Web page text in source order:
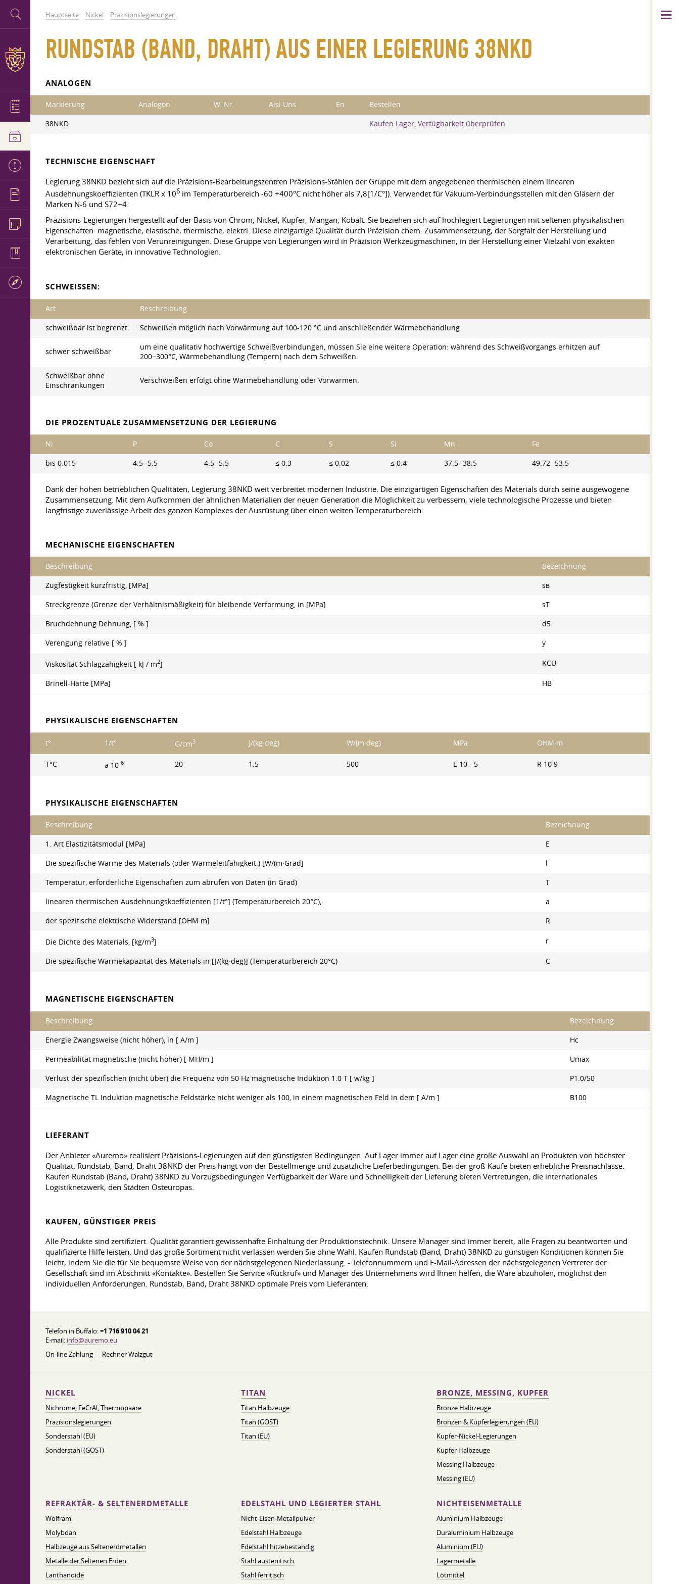
Hauptseite Nickel Präzisionslegierungen
RUNDSTAB (BAND, DRAHT) AUS EINER LEGIERUNG 38NKD
ANALOGEN
Markierung Analogon W. Nr. Aisi Uns En Bestellen
38NKD Kaufen Lager, Verfügbarkeit überprüfen
TECHNISCHE EIGENSCHAFT
Legierung 38NKD bezieht sich auf die Präzisions-Bearbeitungszentren Präzisions-Stählen der Gruppe mit dem angegebenen thermischen einem linearen
Ausdehnungskoeffizienten (TKLR x 106 im Temperaturbereich -60 +400°C nicht höher als 7,8[1/C°]). Verwendet für Vakuum-Verbindungsstellen mit den Gläsern der
Marken N-6 und S72−4.
Präzisions-Legierungen hergestellt auf der Basis von Chrom, Nickel, Kupfer, Mangan, Kobalt. Sie beziehen sich auf hochlegiert Legierungen mit seltenen physikalischen
Eigenschaften: magnetische, elastische, thermische, elektri. Diese einzigartige Qualität durch Präzision chem. Zusammensetzung, der Sorgfalt der Herstellung und
Verarbeitung, das fehlen von Verunreinigungen. Diese Gruppe von Legierungen wird in Präzision Werkzeugmaschinen, in der Herstellung einer Vielzahl von exakten
elektronischen Geräte, in innovative Technologien.
SCHWEISSEN:
Art Beschreibung
schweißbar ist begrenzt Schweißen möglich nach Vorwärmung auf 100-120 °C und anschließender Wärmebehandlung
schwer schweißbar
um eine qualitativ hochwertige Schweißverbindungen, müssen Sie eine weitere Operation: während des Schweißvorgangs erhitzen auf
200−300°C, Wärmebehandlung (Tempern) nach dem Schweißen.
Schweißbar ohne
Einschränkungen
Verschweißen erfolgt ohne Wärmebehandlung oder Vorwärmen.
DIE PROZENTUALE ZUSAMMENSETZUNG DER LEGIERUNG
Ni P Co C S Si Mn Fe
bis 0.015 4.5 -5.5 4.5 -5.5 ≤ 0.3 ≤ 0.02 ≤ 0.4 37.5 -38.5 49.72 -53.5
Dank der hohen betrieblichen Qualitäten, Legierung 38NKD weit verbreitet modernen Industrie. Die einzigartigen Eigenschaften des Materials durch seine ausgewogene
Zusammensetzung. Mit dem Aufkommen der ähnlichen Materialien der neuen Generation die Möglichkeit zu verbessern, viele technologische Prozesse und bieten
langfristige zuverlässige Arbeit des ganzen Komplexes der Ausrüstung über einen weiten Temperaturbereich.
MECHANISCHE EIGENSCHAFTEN
Beschreibung Bezeichnung
Zugfestigkeit kurzfristig, [MPa] ѕв
Streckgrenze (Grenze der Verhältnismäßigkeit) für bleibende Verformung, in [MPa] sT
Bruchdehnung Dehnung, [ % ] d5
Verengung relative [ % ] y
Viskosität Schlagzähigkeit [ kJ / m2] KCU
Brinell-Härte [MPa] HB
PHYSIKALISCHE EIGENSCHAFTEN
t° 1/t° G/cm3 J/(kg·deg) W/(m·deg) MPa OHM·m
T°C a 10 6 20 1.5 500 E 10 - 5 R 10 9
PHYSIKALISCHE EIGENSCHAFTEN
Beschreibung Bezeichnung
1. Art Elastizitätsmodul [MPa] E
Die spezifische Wärme des Materials (oder Wärmeleitfähigkeit.) [W/(m·Grad] l
Temperatur, erforderliche Eigenschaften zum abrufen von Daten (in Grad) T
linearen thermischen Ausdehnungskoeffizienten [1/t°] (Temperaturbereich 20°C), a
der spezifische elektrische Widerstand [OHM·m] R
Die Dichte des Materials, [kg/m3] r
Die spezifische Wärmekapazität des Materials in [J/(kg·deg)] (Temperaturbereich 20°C) C
MAGNETISCHE EIGENSCHAFTEN
Beschreibung Bezeichnung
Energie Zwangsweise (nicht höher), in [ A/m ] Hc
Permeabilität magnetische (nicht höher) [ MH/m ] Umax
Verlust der spezifischen (nicht über) die Frequenz von 50 Hz magnetische Induktion 1.0 T [ w/kg ] P1.0/50
Magnetische TL Induktion magnetische Feldstärke nicht weniger als 100, in einem magnetischen Feld in dem [ A/m ] B100
LIEFERANT
Der Anbieter «Auremo» realisiert Präzisions-Legierungen auf den günstigsten Bedingungen. Auf Lager immer auf Lager eine große Auswahl an Produkten von höchster
Qualität. Rundstab, Band, Draht 38NKD der Preis hängt von der Bestellmenge und zusätzliche Lieferbedingungen. Bei der groß-Käufe bieten erhebliche Preisnachlässe.
Kaufen Rundstab (Band, Draht) 38NKD zu Vorzugsbedingungen Verfügbarkeit der Ware und Schnelligkeit der Lieferung bieten Vertretungen, die internationales
Logistiknetzwerk, den Städten Osteuropas.
KAUFEN, GÜNSTIGER PREIS
Alle Produkte sind zertifiziert. Qualität garantiert gewissenhafte Einhaltung der Produktionstechnik. Unsere Manager sind immer bereit, alle Fragen zu beantworten und
qualifizierte Hilfe leisten. Und das große Sortiment nicht verlassen werden Sie ohne Wahl. Kaufen Rundstab (Band, Draht) 38NKD zu günstigen Konditionen können Sie
leicht, indem Sie die für Sie bequemste Weise von der nächstgelegenen Niederlassung. - Telefonnummern und E-Mail-Adressen der nächstgelegenen Vertreter der
Gesellschaft sind im Abschnitt «Kontakte». Bestellen Sie Service «Rückruf» und Manager des Unternehmens wird Ihnen helfen, die Ware abzuholen, möglichst den
individuellen Anforderungen. Rundstab, Band, Draht 38NKD optimale Preis vom Lieferanten.
Telefon in Buffalo:+1 716 910 04 21
E-mail: info@auremo.eu
On-line Zahlung
Rechner Walzgut
NICKEL
Nichrome, FeСrAl, ​​Thermopaare
Präzisionslegierungen
Sonderstahl (EU)
Sonderstahl (GOST)
TITAN
Titan Halbzeuge
Titan (GOST)
Titan (EU)
BRONZE, MESSING, KUPFER
Bronze Halbzeuge
Bronzen & Kupferlegierungen (EU)
Kupfer-Nickel-Legierungen
Kupfer Halbzeuge
Messing Halbzeuge
Messing (EU)
REFRAKTÄR- & SELTENERDMETALLE
Wolfram
Molybdän
Halbzeuge aus Seltenerdmetallen
Metalle der Seltenen Erden
Lanthanoide
EDELSTAHL UND LEGIERTER STAHL
Nicht-Eisen-Metallpulver
Edelstahl Halbzeuge
Edelstahl hitzebeständig
Stahl austenitisch
Stahl ferritisch
NICHTEISENMETALLE
Aluminium Halbzeuge
Duraluminium Halbzeuge
Aluminium (EU)
Lagermetalle
Lötmittel